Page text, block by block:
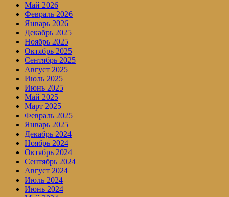
Май 2026
Февраль 2026
Январь 2026
Декабрь 2025
Ноябрь 2025
Октябрь 2025
Сентябрь 2025
Август 2025
Июль 2025
Июнь 2025
Май 2025
Март 2025
Февраль 2025
Январь 2025
Декабрь 2024
Ноябрь 2024
Октябрь 2024
Сентябрь 2024
Август 2024
Июль 2024
Июнь 2024